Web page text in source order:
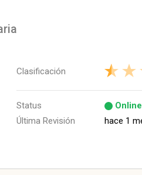
Clasificación
Status
Online
Última Revisión
hace 1